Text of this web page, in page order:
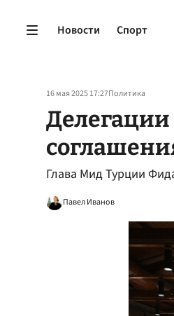
Новости Спорт
16 мая 2025 17:27Политика
Глава Мид Турции
Павел Иванов